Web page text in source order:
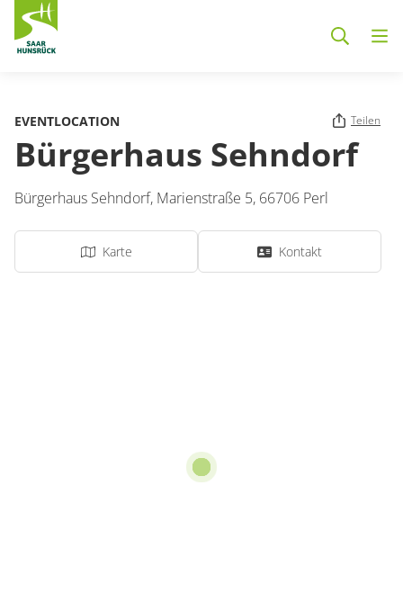
EVENTLOCATION Teilen
Bürgerhaus Sehndorf
Bürgerhaus Sehndorf, Marienstraße 5, 66706 Perl
Karte Kontakt